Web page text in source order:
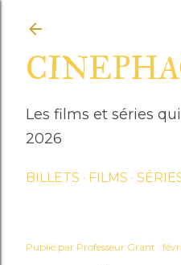
Les films et séries
2026
BILLETS FILMS
Publié par Professeur Grant